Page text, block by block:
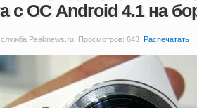
с ОС Android 4.1 на
Peaknews.ru, Просмотров: 643 Распечатать